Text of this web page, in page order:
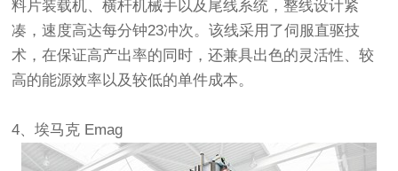
料片装载机、横杆机械手以及尾线系统，整线设计紧
凑，速度高达每分钟23冲次。该线采用了伺服直驱技
术，在保证高产出率的同时，还兼具出色的灵活性、较
高的能源效率以及较低的单件成本。
4、埃马克 Emag